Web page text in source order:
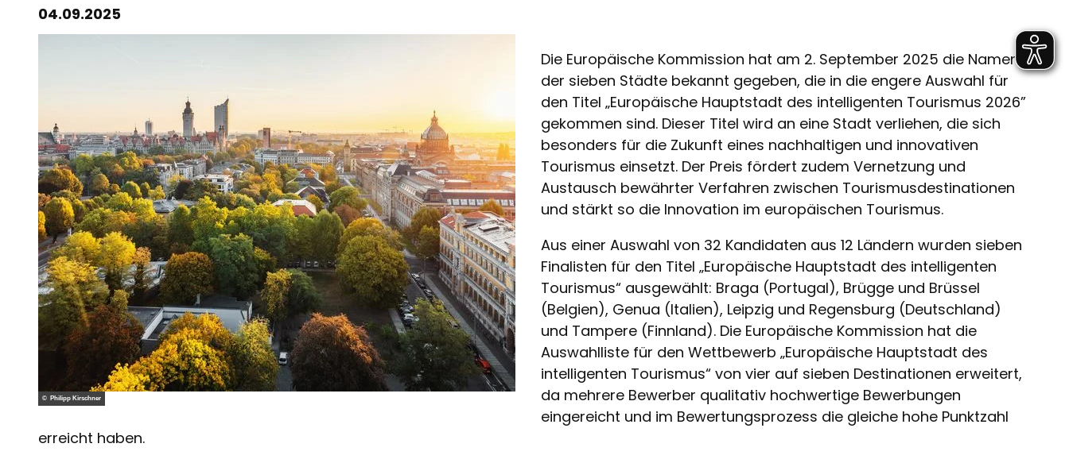
04.09.2025
© Philipp Kirschner
Die Europäische Kommission hat am 2. September 2025 die Namen
der sieben Städte bekannt gegeben, die in die engere Auswahl für
den Titel „Europäische Hauptstadt des intelligenten Tourismus 2026”
gekommen sind. Dieser Titel wird an eine Stadt verliehen, die sich
besonders für die Zukunft eines nachhaltigen und innovativen
Tourismus einsetzt. Der Preis fördert zudem Vernetzung und
Austausch bewährter Verfahren zwischen Tourismusdestinationen
und stärkt so die Innovation im europäischen Tourismus.
Aus einer Auswahl von 32 Kandidaten aus 12 Ländern wurden sieben
Finalisten für den Titel „Europäische Hauptstadt des intelligenten
Tourismus“ ausgewählt: Braga (Portugal), Brügge und Brüssel
(Belgien), Genua (Italien), Leipzig und Regensburg (Deutschland)
und Tampere (Finnland). Die Europäische Kommission hat die
Auswahlliste für den Wettbewerb „Europäische Hauptstadt des
intelligenten Tourismus“ von vier auf sieben Destinationen erweitert,
da mehrere Bewerber qualitativ hochwertige Bewerbungen
eingereicht und im Bewertungsprozess die gleiche hohe Punktzahl
erreicht haben.